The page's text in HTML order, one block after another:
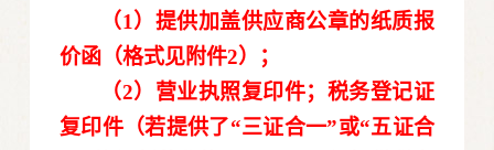
（1）提供加盖供应商公章的纸质报
价函（格式见附件2）
；
（2）营业执照复印件；税务登记证
复印件（若提供了“三证合一”或“五证合